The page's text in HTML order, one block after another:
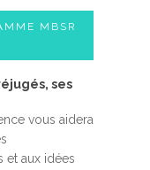
MBSR
ses
vous aidera
et aux idées